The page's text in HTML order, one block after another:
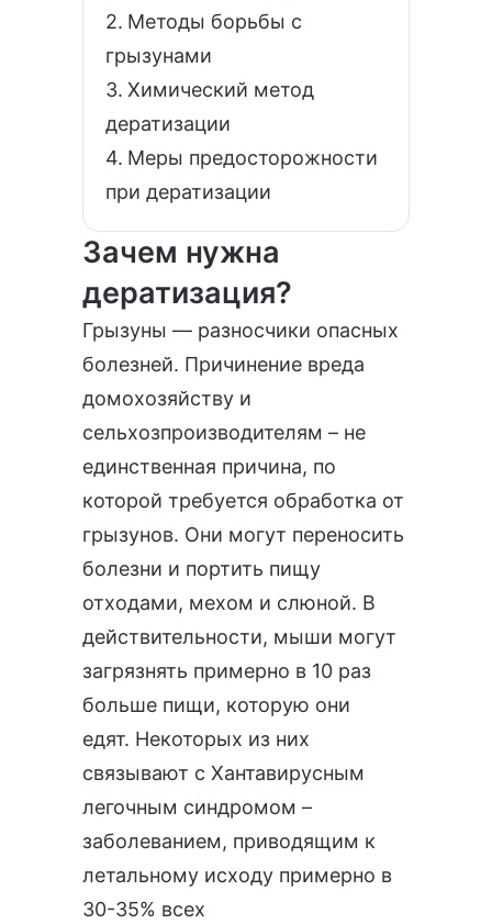
Методы борьбы с
грызунами
Химический метод
дератизации
Меры предосторожности
при дератизации
Зачем нужна
дератизация?
Грызуны — разносчики опасных
болезней. Причинение вреда
домохозяйству и
сельхозпроизводителям – не
единственная причина, по
которой требуется обработка от
грызунов. Они могут переносить
болезни и портить пищу
отходами, мехом и слюной. В
действительности, мыши могут
загрязнять примерно в 10 раз
больше пищи, которую они
едят. Некоторых из них
связывают с Хантавирусным
легочным синдромом –
заболеванием, приводящим к
летальному исходу примерно в
30-35% всех